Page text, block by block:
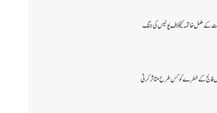
کے مکمل خاتمہ کیخلاف پولیس کی جنگ
فالج کے خطرے کو کس طرح متاثر کرتی